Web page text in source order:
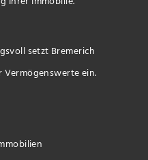
setzt Bremerich
ein.